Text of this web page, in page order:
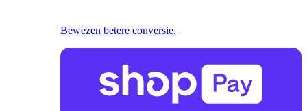
Bewezen betere conversie.